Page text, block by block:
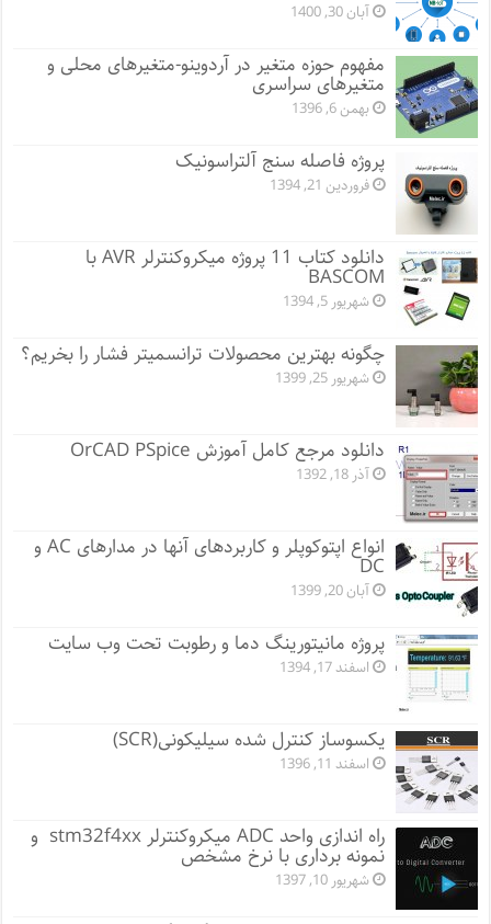
آبان 30, 1400
مفهوم حوزه متغیر در آردوینو-متغیرهای محلی و
متغیرهای سراسری
بهمن 6, 1396
پروژه فاصله سنج آلتراسونیک
فروردین 21, 1394
دانلود کتاب 11 پروژه میکروکنترلر AVR با
BASCOM
شهریور 5, 1394
چگونه بهترین محصولات ترانسمیتر فشار را بخریم؟
شهریور 25, 1399
دانلود مرجع کامل آموزش OrCAD PSpice
آذر 18, 1392
انواع اپتوکوپلر و کاربردهای آنها در مدارهای AC و
DC
آبان 20, 1399
پروژه مانيتورينگ دما و رطوبت تحت وب سایت
اسفند 17, 1394
یکسوساز کنترل شده سیلیکونی(SCR)
اسفند 11, 1396
راه اندازی واحد ADC میکروکنترلر stm32f4xx و
نمونه برداری با نرخ مشخص
شهریور 10, 1397